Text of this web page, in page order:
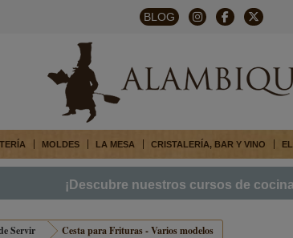
BLOG
MOLDES LA MESA CRISTALERÍA, BAR Y VINO
¡Descubre nuestros cursos de
Servir Cesta para Frituras - Varios modelos